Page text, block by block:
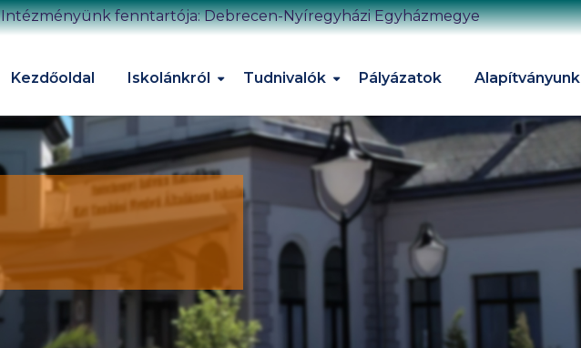
Intézményünk fenntartója: Debrecen-Nyíregyházi Egyházmegye
Kezdőoldal Iskolánkról Tudnivalók Pályázatok Alapítványunk